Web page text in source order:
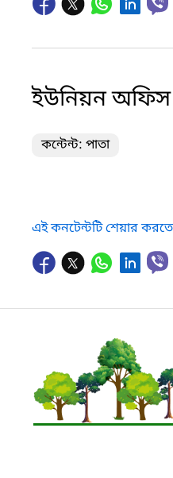
ইউনিয়ন অফিস
কন্টেন্ট: পাতা
এই কনটেন্টটি শেয়ার